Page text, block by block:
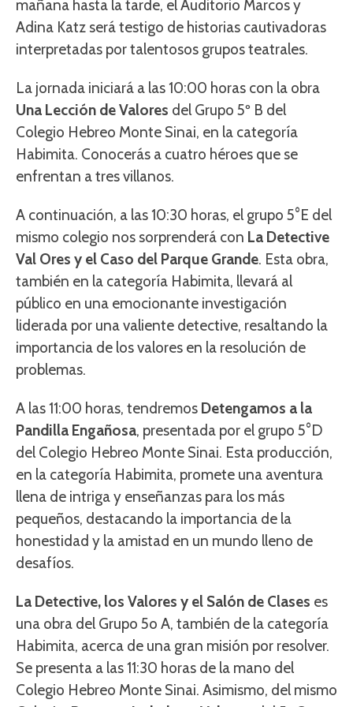
mañana hasta la tarde, el Auditorio Marcos y
Adina Katz será testigo de historias cautivadoras
interpretadas por talentosos grupos teatrales.
La jornada iniciará a las 10:00 horas con la obra
Una Lección de Valores del Grupo 5º B del
Colegio Hebreo Monte Sinai, en la categoría
Habimita. Conocerás a cuatro héroes que se
enfrentan a tres villanos.
A continuación, a las 10:30 horas, el grupo 5°E del
mismo colegio nos sorprenderá con La Detective
Val Ores y el Caso del Parque Grande. Esta obra,
también en la categoría Habimita, llevará al
público en una emocionante investigación
liderada por una valiente detective, resaltando la
importancia de los valores en la resolución de
problemas.
A las 11:00 horas, tendremos Detengamos a la
Pandilla Engañosa, presentada por el grupo 5°D
del Colegio Hebreo Monte Sinai. Esta producción,
en la categoría Habimita, promete una aventura
llena de intriga y enseñanzas para los más
pequeños, destacando la importancia de la
honestidad y la amistad en un mundo lleno de
desafíos.
La Detective, los Valores y el Salón de Clases es
una obra del Grupo 5o A, también de la categoría
Habimita, acerca de una gran misión por resolver.
Se presenta a las 11:30 horas de la mano del
Colegio Hebreo Monte Sinai. Asimismo, del mismo